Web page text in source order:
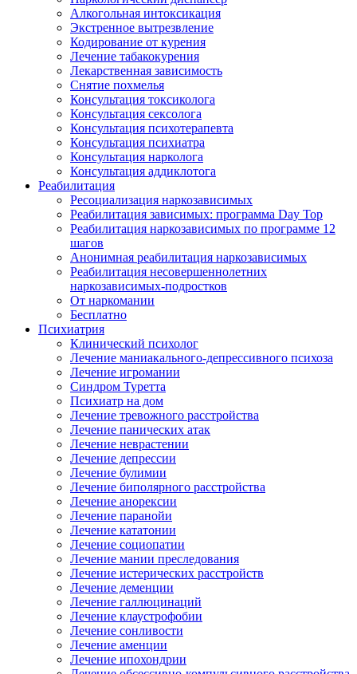
Алкогольная интоксикация
Экстренное вытрезвление
Кодирование от курения
Лечение табакокурения
Лекарственная зависимость
Снятие похмелья
Консультация токсиколога
Консультация сексолога
Консультация психотерапевта
Консультация психиатра
Консультация нарколога
Консультация аддиклотога
Реабилитация
Ресоциализация наркозависимых
Реабилитация зависимых: программа Day Top
Реабилитация наркозависимых по программе 12
шагов
Анонимная реабилитация наркозависимых
Реабилитация несовершеннолетних
наркозависимых-подростков
От наркомании
Бесплатно
Психиатрия
Клинический психолог
Лечение маниакального-депрессивного психоза
Лечение игромании
Синдром Туретта
Психиатр на дом
Лечение тревожного расстройства
Лечение панических атак
Лечение неврастении
Лечение депрессии
Лечение булимии
Лечение биполярного расстройства
Лечение анорексии
Лечение паранойи
Лечение кататонии
Лечение социопатии
Лечение мании преследования
Лечение истерических расстройств
Лечение деменции
Лечение галлюцинаций
Лечение клаустрофобии
Лечение сонливости
Лечение аменции
Лечение ипохондрии